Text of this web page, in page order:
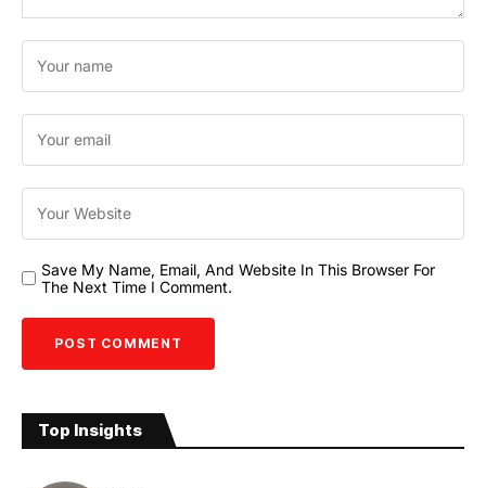
Save My Name, Email, And Website In This Browser For
The Next Time I Comment.
Top Insights